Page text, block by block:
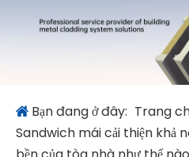
Bạn đang ở đây: Trang
Sandwich mái cải thiện khả